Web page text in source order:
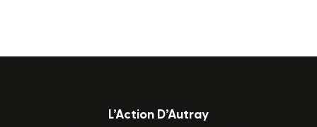
L’Action D’Autray